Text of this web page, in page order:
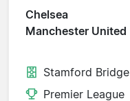
Chelsea
Manchester United
Stamford Bridge
Premier League